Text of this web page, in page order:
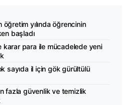
yılında öğrencinin
başladı
karar para ile mücadelede yeni
sayıda il için gök gürültülü
fazla güvenlik ve temizlik